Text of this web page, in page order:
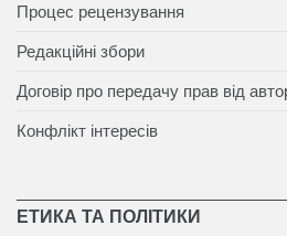
Процес рецензування
Редакційні збори
Договір про передачу прав від
Конфлікт інтересів
ЕТИКА ТА ПОЛІТИКИ